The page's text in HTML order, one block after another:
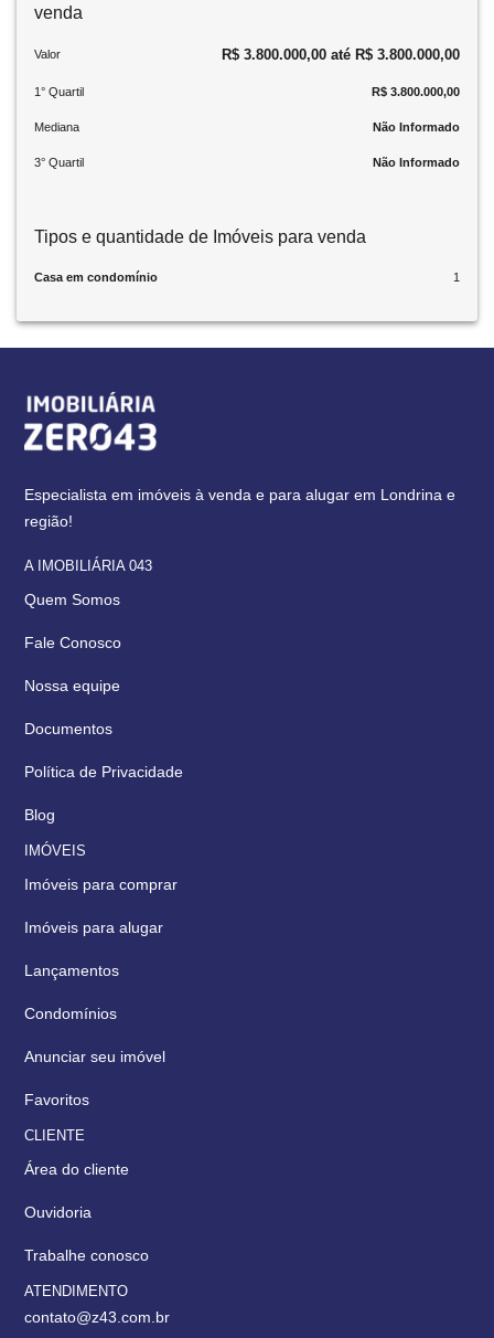
venda
Valor R$ 3.800.000,00 até R$ 3.800.000,00
1° Quartil R$ 3.800.000,00
Mediana Não Informado
3° Quartil Não Informado
Tipos e quantidade de Imóveis para venda
Casa em condomínio 1
Especialista em imóveis à venda e para alugar em Londrina e
região!
A IMOBILIÁRIA 043
Quem Somos
Fale Conosco
Nossa equipe
Documentos
Política de Privacidade
Blog
IMÓVEIS
Imóveis para comprar
Imóveis para alugar
Lançamentos
Condomínios
Anunciar seu imóvel
Favoritos
CLIENTE
Área do cliente
Ouvidoria
Trabalhe conosco
ATENDIMENTO
contato@z43.com.br